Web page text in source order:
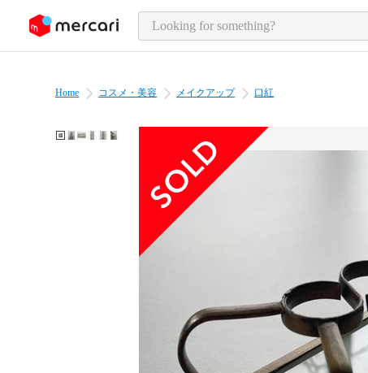
page content
Home コスメ・美容 メイクアップ 口紅